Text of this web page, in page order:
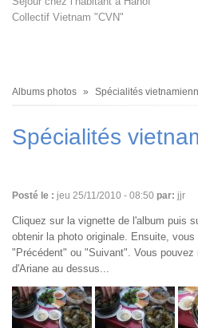
Collectif Vietnam "CVN"
Fil
Albums photos Spécialités
Spécialités
Posté le : jeu 25/11/2010 - 08:50 par: jjr
Cliquez sur la vignette de l'album puis
obtenir la photo originale. Ensuite,
"Précédent" ou "Suivant". Vous pouvez
d'Ariane au dessus...